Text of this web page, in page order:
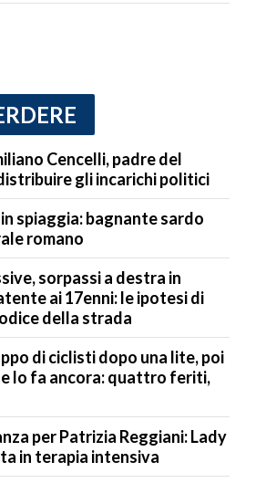
Cencelli, padre del
distribuire gli incarichi politici
spiaggia: bagnante sardo
romano
sorpassi a destra in
ai 17enni: le ipotesi di
della strada
di ciclisti dopo una lite, poi
lo fa ancora: quattro feriti,
per Patrizia Reggiani: Lady
in terapia intensiva